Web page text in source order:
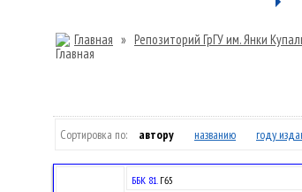
Главная » Репозиторий ГрГУ им. Янки
Сортировка по: автору названию году
ББК 81.Г65